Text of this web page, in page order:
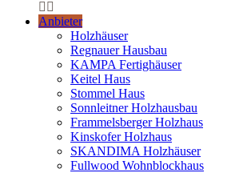
Anbieter
Holzhäuser
Regnauer Hausbau
KAMPA Fertighäuser
Keitel Haus
Stommel Haus
Sonnleitner Holzhausbau
Frammelsberger Holzhaus
Kinskofer Holzhaus
SKANDIMA Holzhäuser
Fullwood Wohnblockhaus